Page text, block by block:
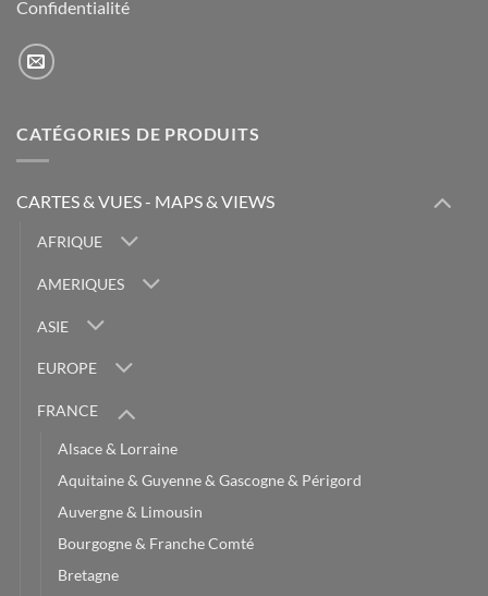
Confidentialité
CATÉGORIES DE PRODUITS
CARTES & VUES - MAPS & VIEWS
AFRIQUE
AMERIQUES
ASIE
EUROPE
FRANCE
Alsace & Lorraine
Aquitaine & Guyenne & Gascogne & Périgord
Auvergne & Limousin
Bourgogne & Franche Comté
Bretagne